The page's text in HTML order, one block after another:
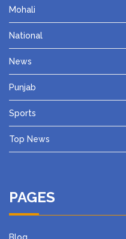
Mohali
National
News
Punjab
Sports
Top News
PAGES
Blog